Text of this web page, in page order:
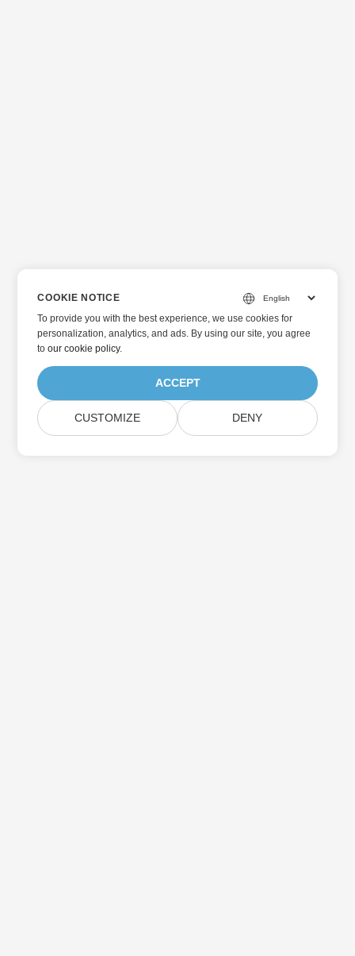
COOKIE NOTICE
To provide you with the best experience, we use cookies for
personalization, analytics, and ads. By using our site, you agree
toour cookie policy.
ACCEPT
CUSTOMIZE DENY